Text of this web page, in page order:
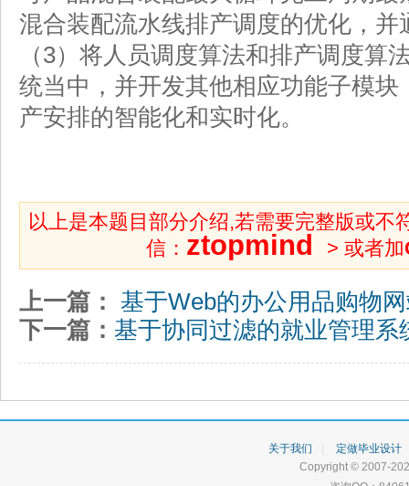
混合装配流水线排产调度的优化，
（3）将人员调度算法和排产调度算
统当中，并开发其他相应功能子模
产安排的智能化和实时化。
以上是本题目部分介绍,若需要完整版或不
信： ztopmind > 或者加
上一篇： 基于Web的办公用品购物
下一篇： 基于协同过滤的就业管理系
关于我们
定做毕业设计
Copyright © 2007-